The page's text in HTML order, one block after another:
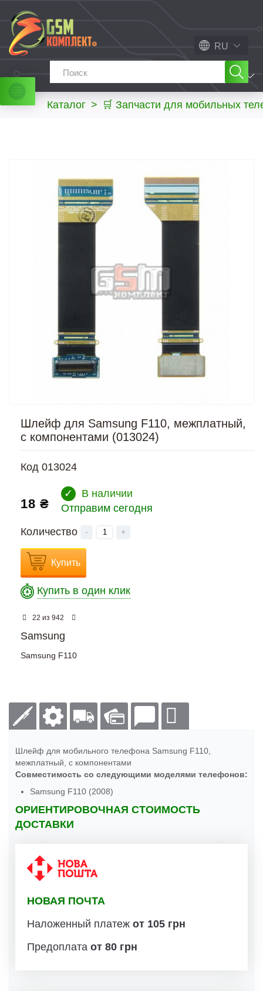
RU
МЕНЮ
Каталог > 🛒 Запчасти для мобильных
Шлейф для Samsung F110, межплатный,
с компонентами (013024)
Код 013024
18 ₴
✓
В наличии
Отправим сегодня
Количество
- +
Купить
Купить в один клик
22 из 942
Samsung
Samsung F110
Шлейф для мобильного телефона Samsung F110,
межплатный, с компонентами
Совместимость со следующими моделями телефонов:
Samsung F110 (2008)
ОРИЕНТИРОВОЧНАЯ СТОИМОСТЬ
ДОСТАВКИ
НОВАЯ ПОЧТА
Наложенный платеж от 105 грн
Предоплата от 80 грн